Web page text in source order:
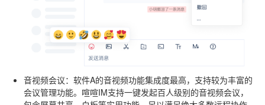
音视频会议：软件A的音视频功能集成度最高，支持较为丰富的
会议管理功能。喧喧IM支持一键发起百人级别的音视频会议，